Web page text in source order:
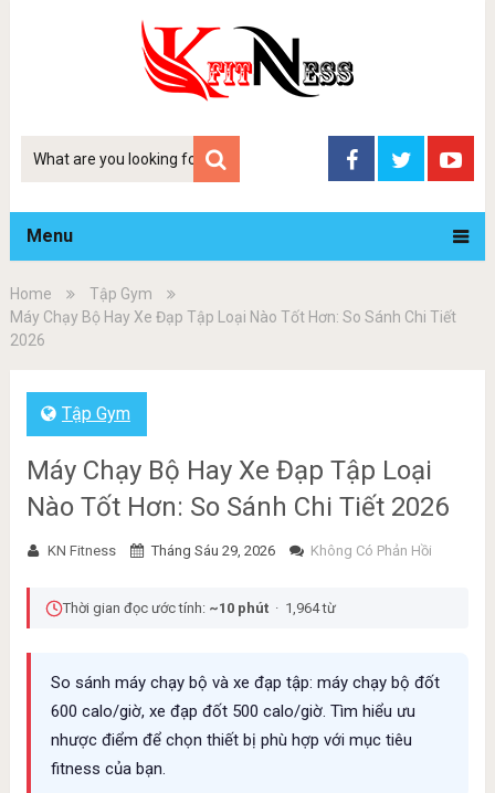
Tim
Menu
Home
Tập Gym
Máy Chạy Bộ Hay Xe Đạp Tập Loại Nào Tốt Hơn: So Sánh Chi Tiết
2026
Tập Gym
Máy Chạy Bộ Hay Xe Đạp Tập Loại
Nào Tốt Hơn: So Sánh Chi Tiết 2026
KN Fitness Tháng Sáu 29, 2026 Không Có Phản Hồi
Thời gian đọc ước tính: ~10 phút· 1,964 từ
So sánh máy chạy bộ và xe đạp tập: máy chạy bộ đốt
600 calo/giờ, xe đạp đốt 500 calo/giờ. Tìm hiểu ưu
nhược điểm để chọn thiết bị phù hợp với mục tiêu
fitness của bạn.